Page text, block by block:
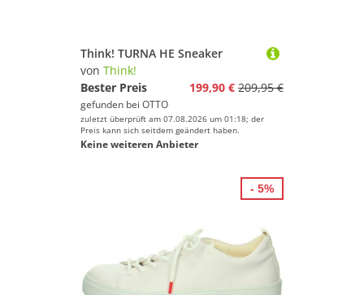
Think! TURNA HE Sneaker
von Think!
Bester Preis
199,90 € 209,95 €
gefunden bei OTTO
zuletzt überprüft am 07.08.2026 um 01:18; der
Preis kann sich seitdem geändert haben.
Keine weiteren Anbieter
- 5%